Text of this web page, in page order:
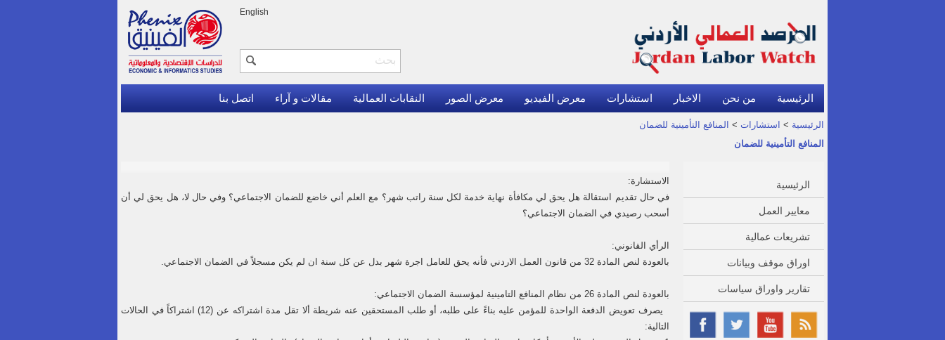
English
الرئيسية من نحن الاخبار استشارات معرض الفيديو معرض الصور النقابات العمالية مقالات و آراء اتصل بنا
الرئيسية > استشارات > المنافع التأمينية للضمان
المنافع التأمينية للضمان
الرئيسية
معايير العمل
تشريعات عمالية
اوراق موقف وبيانات
تقارير واوراق سياسات
الاستشارة:
في حال تقديم استقالة هل يحق لي مكافأة نهاية خدمة لكل سنة راتب شهر؟ مع العلم أني خاضع للضمان الاجتماعي؟ وفي حال لا، هل يحق لي أن
أسحب رصيدي في الضمان الاجتماعي؟
الرأي القانوني:
بالعودة لنص المادة 32 من قانون العمل الاردني فأنه يحق للعامل اجرة شهر بدل عن كل سنة ان لم يكن مسجلاً في الضمان الاجتماعي.
بالعودة لنص المادة 26 من نظام المنافع التامينية لمؤسسة الضمان الاجتماعي:
يصرف تعويض الدفعة الواحدة للمؤمن عليه بناءً على طلبه، أو طلب المستحقين عنه شريطة ألا تقل مدة اشتراكه عن (12) اشتراكاً في الحالات
التالية: